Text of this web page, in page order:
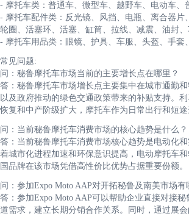
- 摩托车类：普通车、微型车、越野车、电动车
- 摩托车配件类：反光镜、风挡、电瓶、离合器
轮圈、活塞环、活塞、缸筒、拉线、减震、油封
- 摩托车用品类：眼镜、护具、车服、头盔、手套
常见问题:
问：秘鲁摩托车市场当前的主要增长点在哪里？
答：秘鲁摩托车市场增长点主要集中在城市通勤
以及政府推动的绿色交通政策带来的补贴支持。
恢复和中产阶级扩大，摩托车作为日常出行和短
问：当前秘鲁摩托车消费市场的核心趋势是什么？
答：当前秘鲁摩托车消费市场核心趋势是电动化
着城市化进程加速和环保意识提高，电动摩托车
国品牌在该市场凭借高性价比优势占据重要份额。
问：参加Expo Moto AAP对开拓秘鲁及南美市场有
答：参加Expo Moto AAP可以帮助企业直接对接
道需求，建立长期分销合作关系。同时，通过展